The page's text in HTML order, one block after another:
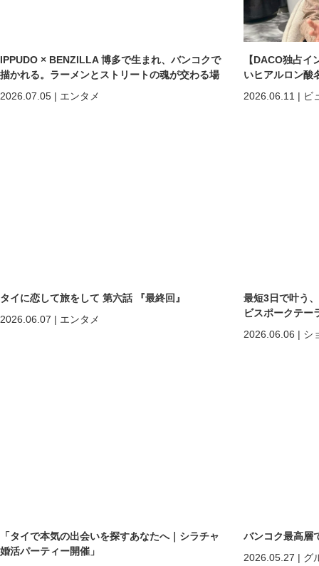
IPPUDO × BENZILLA 博多で生まれ、バンコクで
描かれる。ラーメンとストリートの魂が交わる場
2026.07.05 | エンタメ
【DACO独占
いヒアルロン酸
しくなる」だ
めの美容医療
2026.06.11 | ビ
タイに恋して旅をして 第六話 『最終回』
2026.06.07 | エンタメ
最短3日で叶う
ビスポークテ
2026.06.06 | シ
「タイで本気の出会いを探すあなたへ｜シラチャ
婚活パーティー開催」
バンコク最高層
2026.05.27 | グ